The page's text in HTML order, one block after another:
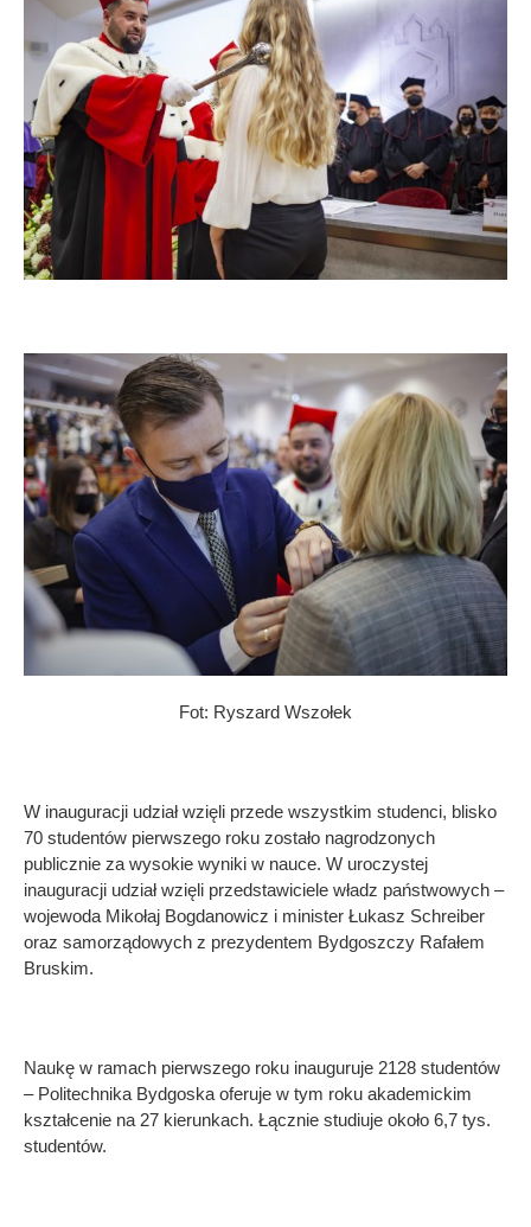
Fot: Ryszard Wszołek
W inauguracji udział wzięli przede wszystkim studenci, blisko
70 studentów pierwszego roku zostało nagrodzonych
publicznie za wysokie wyniki w nauce. W uroczystej
inauguracji udział wzięli przedstawiciele władz państwowych –
wojewoda Mikołaj Bogdanowicz i minister Łukasz Schreiber
oraz samorządowych z prezydentem Bydgoszczy Rafałem
Bruskim.
Naukę w ramach pierwszego roku inauguruje 2128 studentów
– Politechnika Bydgoska oferuje w tym roku akademickim
kształcenie na 27 kierunkach. Łącznie studiuje około 6,7 tys.
studentów.